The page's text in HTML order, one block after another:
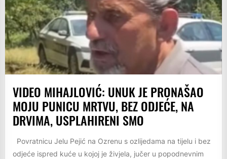
VIDEO MIHAJLOVIĆ: UNUK JE PRONAŠAO
MOJU PUNICU MRTVU, BEZ ODJEĆE, NA
DRVIMA, USPLAHIRENI SMO
Povratnicu Јelu Pejić na Ozrenu s ozlijedama na tijelu i bez
odjeće ispred kuće u kojoj je živjela, jučer u popodnevnim